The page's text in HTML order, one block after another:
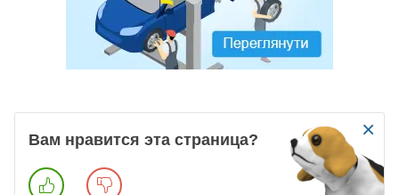
×
Вам нравится эта страница?